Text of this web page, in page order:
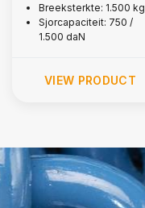
Breeksterkte: 1.500 kg
Sjorcapaciteit: 750 /
1.500 daN
VIEW PRODUCT